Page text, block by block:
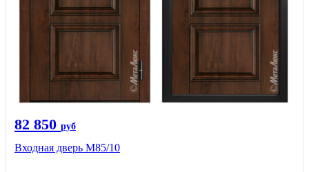
82 850 руб
Входная дверь M85/10